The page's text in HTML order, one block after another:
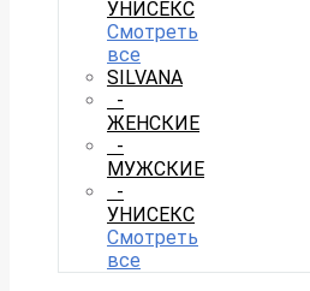
УНИСЕКС
Смотреть
все
SILVANA
-
ЖЕНСКИЕ
-
МУЖСКИЕ
-
УНИСЕКС
Смотреть
все